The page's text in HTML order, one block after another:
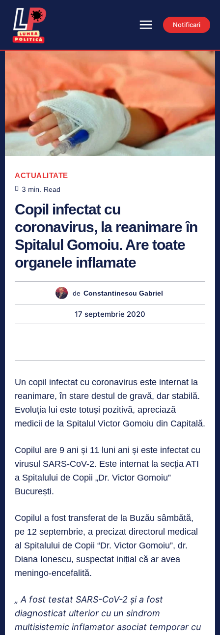
Notificari
ACTUALITATE
3 min. Read
Copil infectat cu
coronavirus, la reanimare în
Spitalul Gomoiu. Are toate
organele inflamate
de Constantinescu Gabriel
17 septembrie 2020
Un copil infectat cu coronavirus este internat la
reanimare, în stare destul de gravă, dar stabilă.
Evoluția lui este totuși pozitivă, apreciază
medicii de la Spitalul Victor Gomoiu din Capitală.
Copilul are 9 ani și 11 luni ani și este infectat cu
virusul SARS-CoV-2. Este internat la secția ATI
a Spitalului de Copii „Dr. Victor Gomoiu”
București.
Copilul a fost transferat de la Buzău sâmbătă,
pe 12 septembrie, a precizat directorul medical
al Spitalului de Copii “Dr. Victor Gomoiu”, dr.
Diana Ionescu, suspectat inițial că ar avea
meningo-encefalită.
„ A fost testat SARS-CoV-2 şi a fost
diagnosticat ulterior cu un sindrom
multisistemic inflamator asociat temporar cu